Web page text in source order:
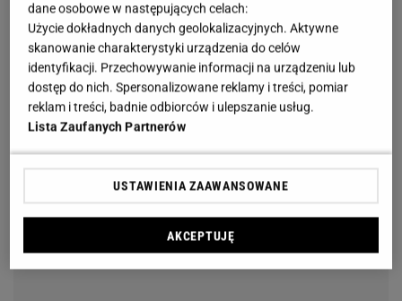
dane osobowe w następujących celach:
Użycie dokładnych danych geolokalizacyjnych. Aktywne
skanowanie charakterystyki urządzenia do celów
identyfikacji. Przechowywanie informacji na urządzeniu lub
dostęp do nich. Spersonalizowane reklamy i treści, pomiar
reklam i treści, badnie odbiorców i ulepszanie usług.
Lista Zaufanych Partnerów
USTAWIENIA ZAAWANSOWANE
AKCEPTUJĘ